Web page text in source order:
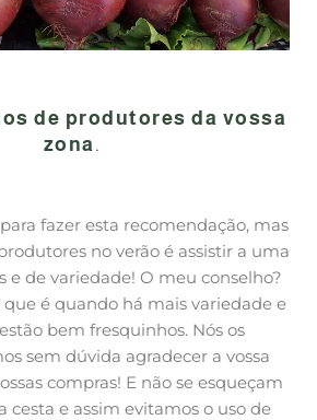
de produtores da vossa
zona .
fazer esta recomendação, mas
no verão é assistir a uma
e de variedade! O meu conselho?
é quando há mais variedade e
bem fresquinhos. Nós os
sem dúvida agradecer a vossa
compras! E não se esqueçam
cesta e assim evitamos o uso de